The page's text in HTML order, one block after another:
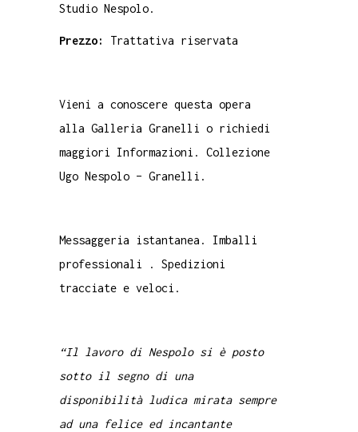
Studio Nespolo.
Prezzo: Trattativa riservata
Vieni a conoscere questa opera
alla Galleria Granelli o richiedi
maggiori Informazioni. Collezione
Ugo Nespolo – Granelli.
Messaggeria istantanea. Imballi
professionali . Spedizioni
tracciate e veloci.
“Il lavoro di Nespolo si è posto
sotto il segno di una
disponibilità ludica mirata sempre
ad una felice ed incantante